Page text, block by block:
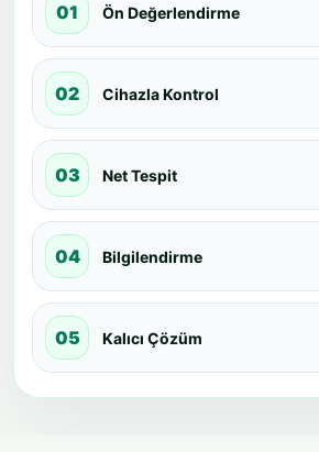
01 Ön Değerlendirme
02 Cihazla Kontrol
03 Net Tespit
04 Bilgilendirme
05 Kalıcı Çözüm